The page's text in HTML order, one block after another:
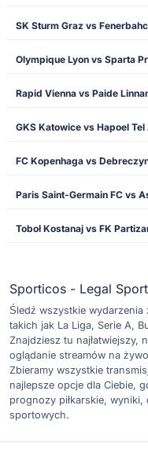
SK Sturm Graz vs
Olympique Lyon vs Sparta
GKS Katowice vs Hapoel Tel
FC Kopenhaga vs
Paris Saint-Germain FC vs
Toboł Kostanaj vs FK
Sporticos - Legal
Śledź wszystkie wydarzenia
takich jak La Liga, Serie A,
Znajdziesz tu najłatwiejszy,
oglądanie streamów na
Zbieramy wszystkie
najlepsze opcje dla Ciebie,
prognozy piłkarskie,
sportowych.